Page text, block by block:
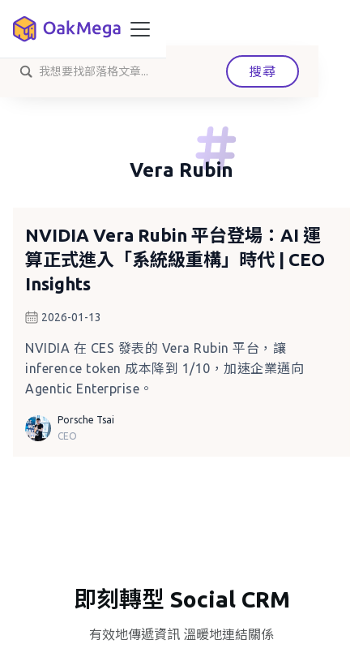
Vera Rubin
NVIDIA Vera Rubin 平台登場：AI 運
算正式進入「系統級重構」時代 | CEO
Insights
2026-01-13
NVIDIA 在 CES 發表的 Vera Rubin 平台，讓
inference token 成本降到 1/10，加速企業邁向
Agentic Enterprise。
Porsche Tsai
CEO
即刻轉型 Social CRM
有效地傳遞資訊 溫暖地連結關係